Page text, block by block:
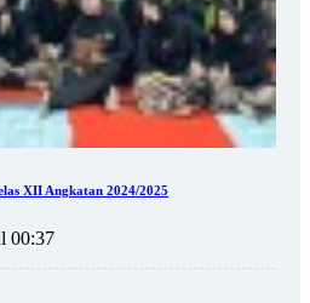
XII Angkatan 2024/2025
00:37